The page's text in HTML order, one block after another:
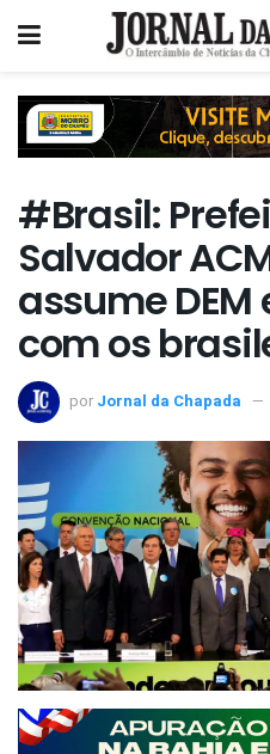
#Brasil:
Salvador
assume
com os
por Jornal da Chapada